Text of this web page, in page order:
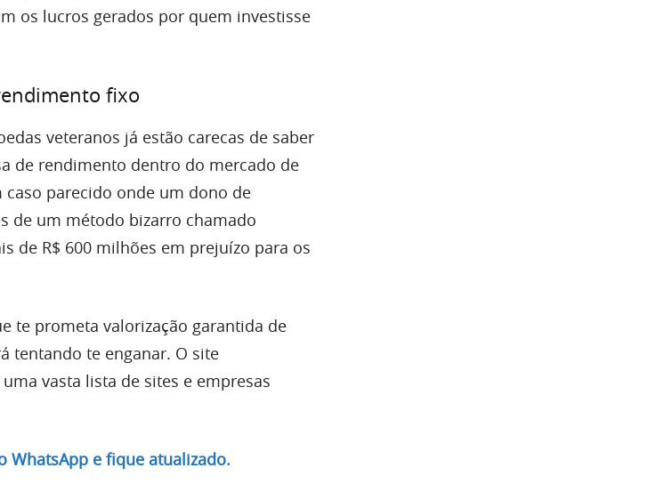
os lucros gerados por quem investisse
fixo
veteranos já estão carecas de saber
de rendimento dentro do mercado de
parecido onde um dono de
de um método bizarro chamado
de R$ 600 milhões em prejuízo para os
te prometa valorização garantida de
tentando te enganar. O site
vasta lista de sites e empresas
WhatsApp e fique atualizado.